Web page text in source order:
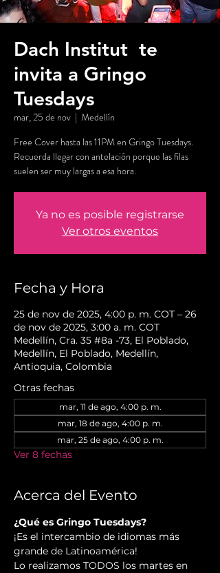
Dach Institut te
invita a Gringo
Tuesdays
mar, 25 de nov
  |
Medellín
Free Cover hasta las 11PM en Gringo Tuesdays.
Recuerda llegar con antelación porque las filas
suelen ser muy largas a esa hora.
Ya no es posible registrarse
Ver otros eventos
Fecha y Hora
25 de nov de 2025, 4:00 p. m. COT – 26
de nov de 2025, 3:00 a. m. COT
Medellín, Cra. 35 #8a -73, El Poblado,
Medellín, El Poblado, Medellín,
Antioquia, Colombia
Otras fechas
mar, 11 de ago, 4:00 p. m.
mar, 18 de ago, 4:00 p. m.
mar, 25 de ago, 4:00 p. m.
Ver 8 fechas
Acerca del Evento
¿Qué es Gringo Tuesdays?
¡Es el intercambio de idiomas más
grande de Latinoamérica!
Lo realizamos TODOS los martes en